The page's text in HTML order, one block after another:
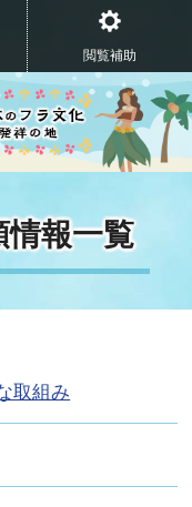
閲覧補助
情報一覧
取組み